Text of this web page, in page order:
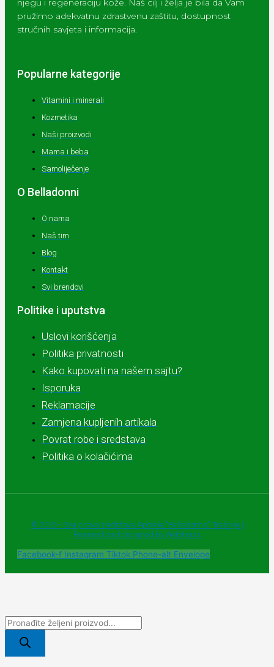
njegu i regeneraciju kože. Naš cilj i želja je bila da Vam
pružimo adekvatnu zdrastvenu zaštitu, dostupnost
stručnih savjeta i informacija.
Popularne kategorije
Vitamini i minerali
Kozmetika
Naši proizvodi
Mama i beba
Samoliječenje
O Belladonni
O nama
Naš tim
Blog
Kontakt
Svi brendovi
Politike i uputstva
Uslovi korišćenja
Politika privatnosti
Kako kupovati na našem sajtu?
Isporuka
Reklamacije
Zamjena kupljenih artikala
Povrat robe i sredstava
Politika o kolačićima
© 2025 - Sva prava zadržava Apoteke "Belladonna" Trebinje |
Powered and designed by Webherzz
Facebook-f Instagram Tiktok Phone-alt Envelope